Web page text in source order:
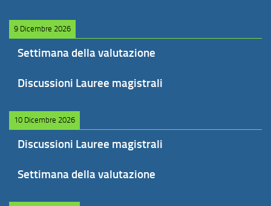
9 Dicembre 2026
Settimana della valutazione
Discussioni Lauree magistrali
10 Dicembre 2026
Discussioni Lauree magistrali
Settimana della valutazione